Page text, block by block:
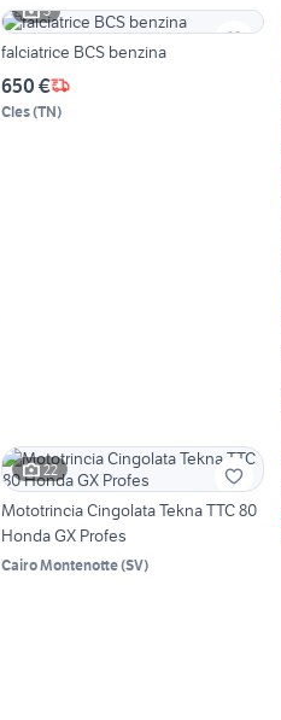
3
falciatrice BCS benzina
650 €
Cles(TN)
22
Mototrincia Cingolata Tekna TTC 80
Honda GX Profes
Cairo Montenotte(SV)